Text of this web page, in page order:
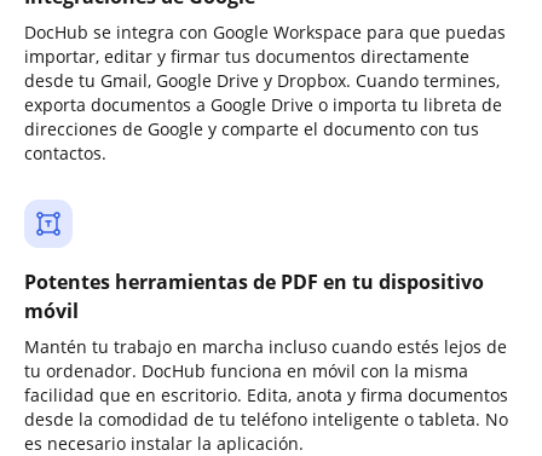
DocHub se integra con Google Workspace para que puedas
importar, editar y firmar tus documentos directamente
desde tu Gmail, Google Drive y Dropbox. Cuando termines,
exporta documentos a Google Drive o importa tu libreta de
direcciones de Google y comparte el documento con tus
contactos.
Potentes herramientas de PDF en tu dispositivo
móvil
Mantén tu trabajo en marcha incluso cuando estés lejos de
tu ordenador. DocHub funciona en móvil con la misma
facilidad que en escritorio. Edita, anota y firma documentos
desde la comodidad de tu teléfono inteligente o tableta. No
es necesario instalar la aplicación.